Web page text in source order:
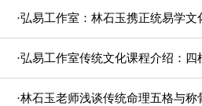
·弘易工作室：林石玉携正统易学文
规划方案
·弘易工作室传统文化课程介绍：
研究
·林石玉老师浅谈传统命理五格与称